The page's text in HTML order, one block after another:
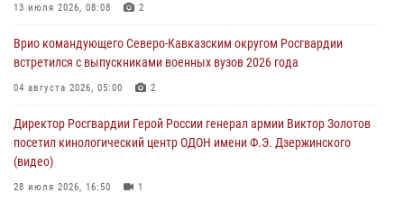
В Северо-Западном округе Росгвардии продолжаются мероприятия
08 августа 2026, 09:03 1
Росгвардейцы в ЛНР совершенствуют навыки тактической
08 августа 2026, 09:00
13 июля 2026, 08:08 2
Врио командующего Северо-Кавказским округом Росгвардии
встретился с выпускниками военных вузов 2026 года
04 августа 2026, 05:00 2
Директор Росгвардии Герой России генерал армии Виктор Золотов
посетил кинологический центр ОДОН имени Ф.Э. Дзержинского
(видео)
28 июля 2026, 16:50 1